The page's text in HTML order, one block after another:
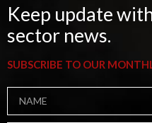
Keep update
sector news.
SUBSCRIBE TO OUR